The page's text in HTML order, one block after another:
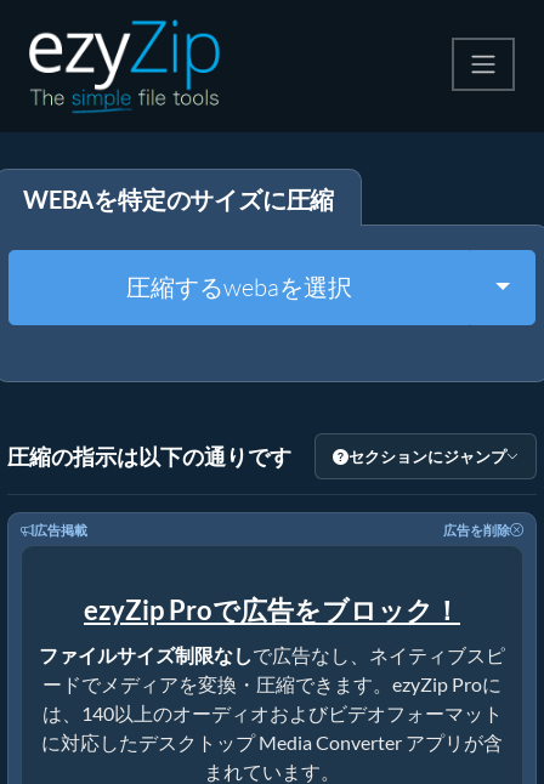
解凍する
その他のツール
WEBAを特定のサイズに圧縮
圧縮するwebaを選択
圧縮の指示は以下の通りです セクションにジャンプ
広告掲載 広告を削除
ezyZip Proで広告をブロック！
ファイルサイズ制限なしで広告なし、ネイティブスピ
ードでメディアを変換・圧縮できます。ezyZip Proに
は、140以上のオーディオおよびビデオフォーマット
に対応したデスクトップ Media Converter アプリが含
まれています。